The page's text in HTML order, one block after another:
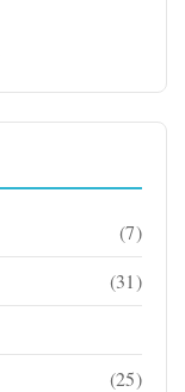
(7)
(31)
(25)